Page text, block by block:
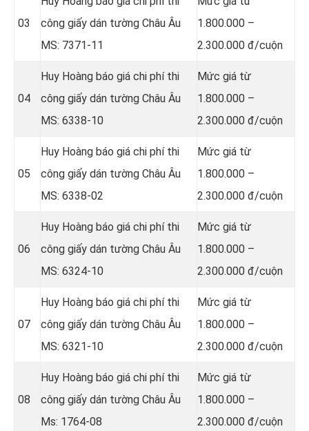
03
công giấy dán tường Châu Âu
MS: 7371-11
1.800.000 –
2.300.000 đ/cuộn
04
Huy Hoàng báo giá chi phí thi
công giấy dán tường Châu Âu
MS: 6338-10
Mức giá từ
1.800.000 –
2.300.000 đ/cuộn
05
Huy Hoàng báo giá chi phí thi
công giấy dán tường Châu Âu
MS: 6338-02
Mức giá từ
1.800.000 –
2.300.000 đ/cuộn
06
Huy Hoàng báo giá chi phí thi
công giấy dán tường Châu Âu
MS: 6324-10
Mức giá từ
1.800.000 –
2.300.000 đ/cuộn
07
Huy Hoàng báo giá chi phí thi
công giấy dán tường Châu Âu
MS: 6321-10
Mức giá từ
1.800.000 –
2.300.000 đ/cuộn
08
Huy Hoàng báo giá chi phí thi
công giấy dán tường Châu Âu
Ms: 1764-08
Mức giá từ
1.800.000 –
2.300.000 đ/cuộn